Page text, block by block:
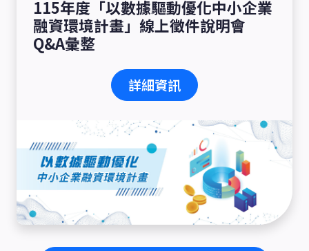
115年度「以數據驅動優化中小企業
融資環境計畫」線上徵件說明會
Q&A彙整
詳細資訊